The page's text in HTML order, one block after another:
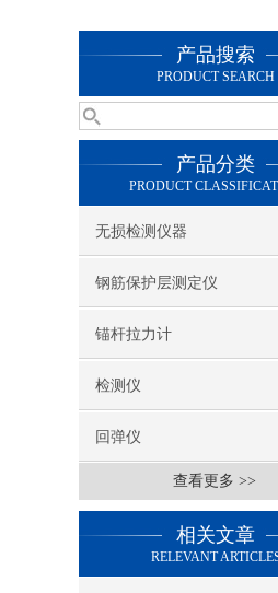
产品搜索
PRODUCT SEARCH
产品分类
PRODUCT
无损检测仪器
钢筋保护层测定仪
锚杆拉力计
检测仪
回弹仪
查看更多 >>
相关文章
RELEVANT